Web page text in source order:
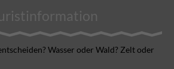
Wasser oder Wald? Zelt oder